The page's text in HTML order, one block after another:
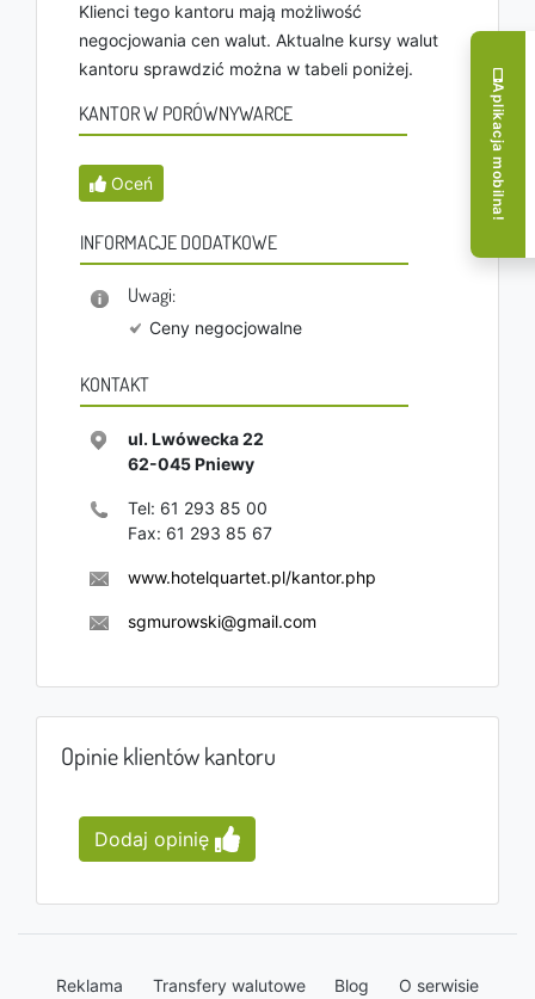
Klienci tego kantoru mają możliwość
negocjowania cen walut. Aktualne kursy walut
kantoru sprawdzić można w tabeli poniżej.
KANTOR W PORÓWNYWARCE
Oceń
INFORMACJE DODATKOWE
Uwagi:
Ceny negocjowalne
KONTAKT
ul. Lwówecka 22
62-045Pniewy
Tel: 61 293 85 00
Fax: 61 293 85 67
www.hotelquartet.pl/kantor.php
sgmurowski@gmail.com
Opinie klientów kantoru
Dodaj opinię
Reklama Transfery walutowe Blog O serwisie
Aplikacja mobilna!